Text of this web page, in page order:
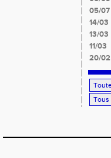
05/07
14/03
13/03
11/03
20/02